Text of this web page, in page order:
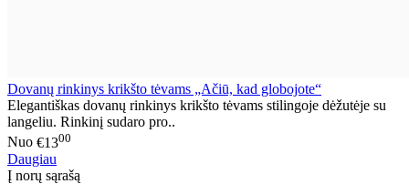
Dovanų rinkinys krikšto tėvams „Ačiū, kad globojote“
Elegantiškas dovanų rinkinys krikšto tėvams stilingoje dėžutėje su
langeliu. Rinkinį sudaro pro..
Nuo €1300
Daugiau
Į norų sąrašą